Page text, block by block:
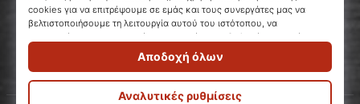
WePlayVolleyball.gr